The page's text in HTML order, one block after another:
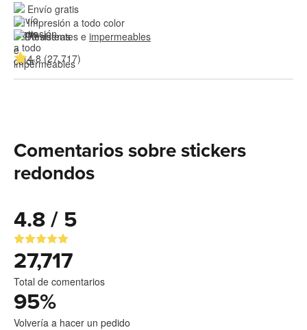
Envío gratis
Impresión a todo color
Resistentes e impermeables
4.8 (27,717)
Comentarios sobre stickers
redondos
4.8 / 5
27,717
Total de comentarios
95%
Volvería a hacer un pedido